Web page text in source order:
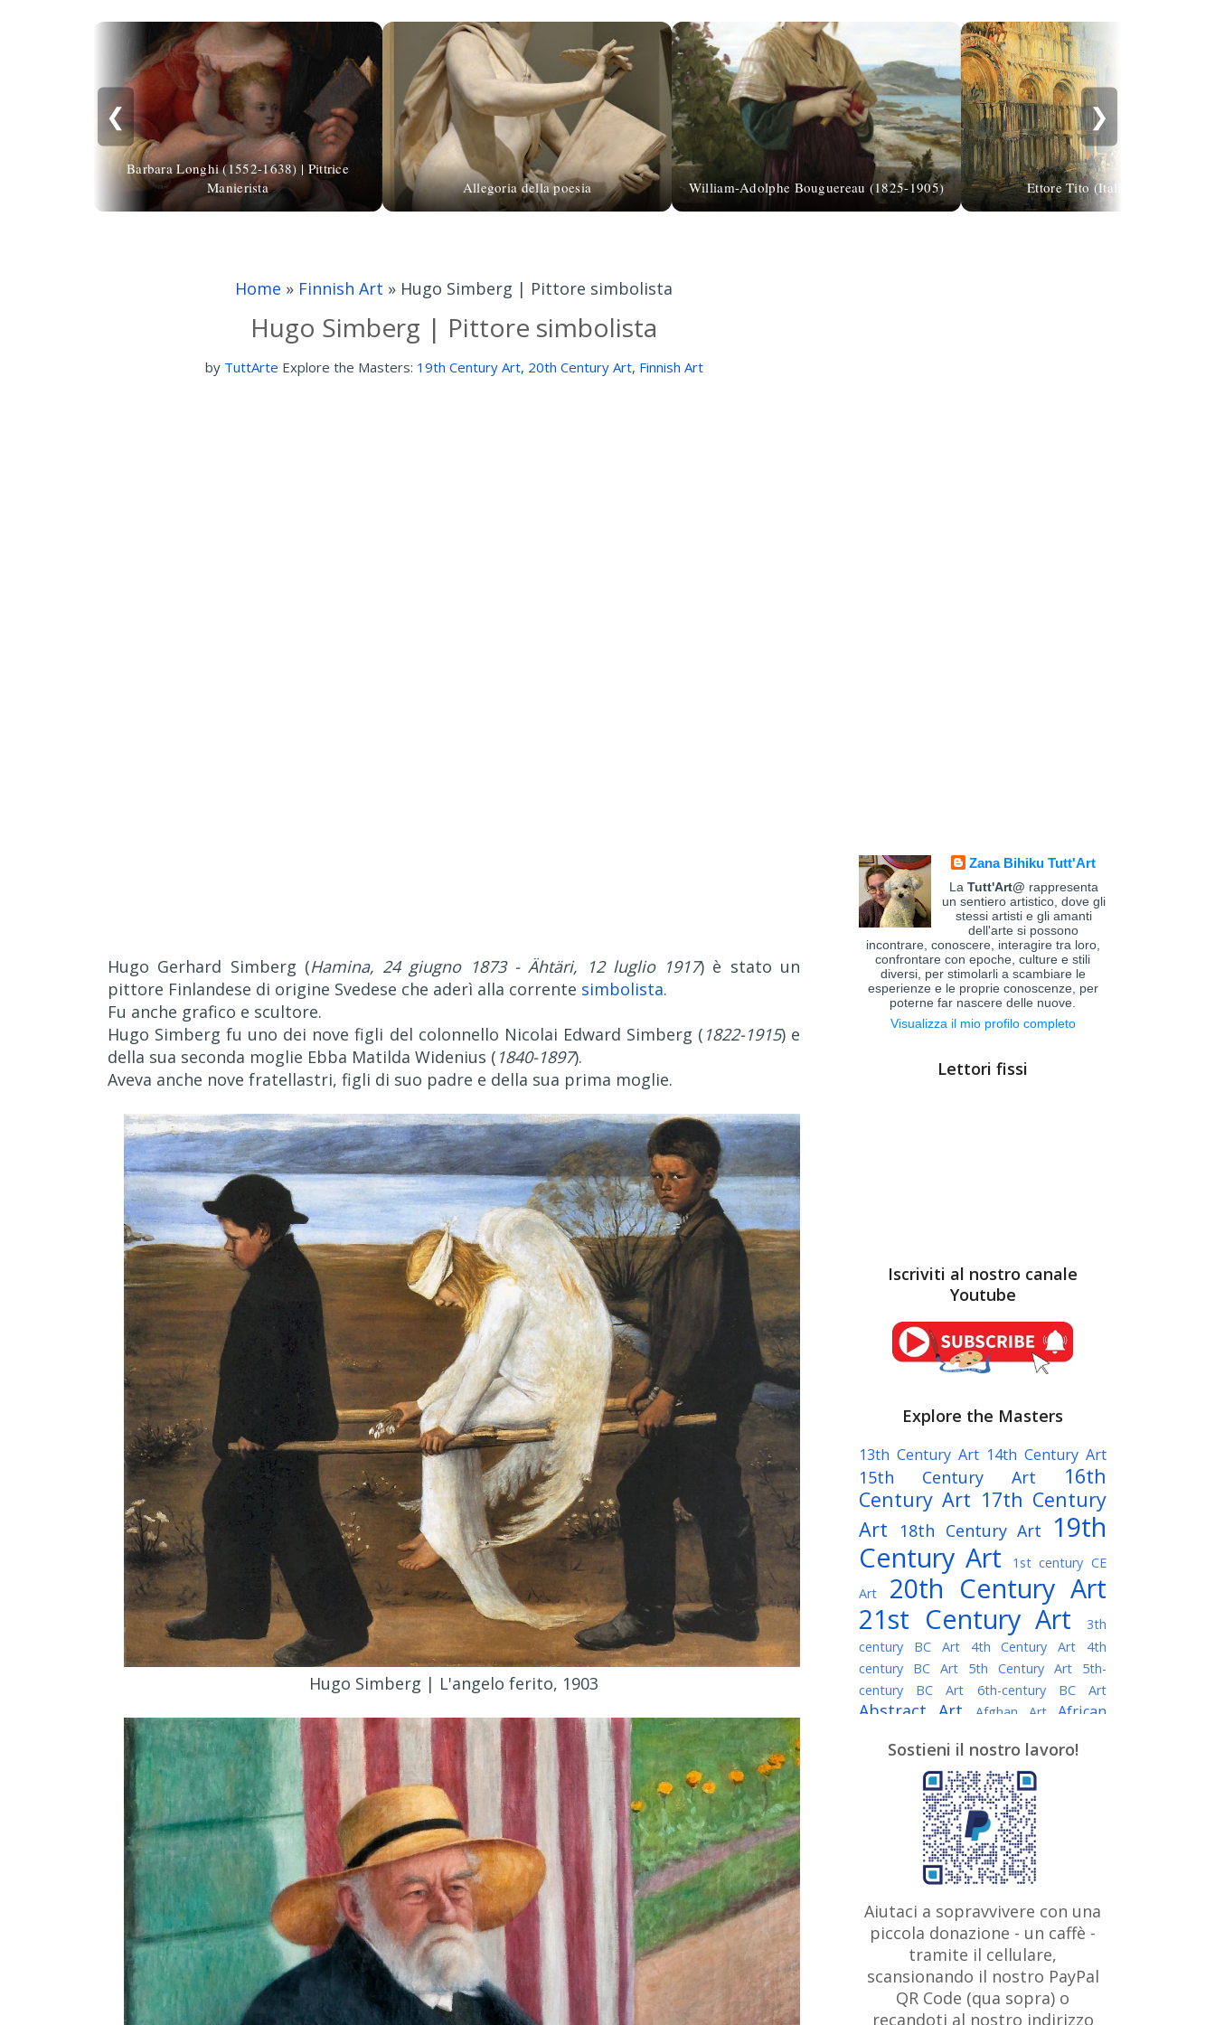
❮
Barbara Longhi (1552-1638) | Pittrice
Manierista
Allegoria della poesia William-Adolphe Bouguereau (1825-1905) Ettore Tito (Italian painter,
❯
Home » Finnish Art » Hugo Simberg | Pittore simbolista
Hugo Simberg | Pittore simbolista
by TuttArte Explore the Masters: 19th Century Art, 20th Century Art, Finnish Art
Hugo Gerhard Simberg (Hamina, 24 giugno 1873 - Ähtäri, 12 luglio 1917) è stato un
pittore Finlandese di origine Svedese che aderì alla corrente simbolista.
Fu anche grafico e scultore.
Hugo Simberg fu uno dei nove figli del colonnello Nicolai Edward Simberg ( 1822-1915) e
della sua seconda moglie Ebba Matilda Widenius ( 1840-1897).
Aveva anche nove fratellastri, figli di suo padre e della sua prima moglie.
Hugo Simberg | L'angelo ferito, 1903
Zana Bihiku Tutt'Art
La Tutt'Art@ rappresenta
un sentiero artistico, dove gli
stessi artisti e gli amanti
dell'arte si possono
incontrare, conoscere, interagire tra loro,
confrontare con epoche, culture e stili
diversi, per stimolarli a scambiare le
esperienze e le proprie conoscenze, per
poterne far nascere delle nuove.
Visualizza il mio profilo completo
Lettori fissi
Iscriviti al nostro canale
Youtube
Explore the Masters
13th Century Art 14th Century Art
15th Century Art
16th
Century Art 17th Century
Art
18th Century Art
19th
Century Art
1st century CE
Art
20th Century Art
21st Century Art
3th
century BC Art
4th Century Art
4th
century BC Art
5th Century Art
5th-
century BC Art
6th-century BC Art
Abstract Art Afghan Art
African
Algerian painter American Art
Argentine Art Armenian painter
Art history Art Institute of Chicago
Art Quotes - Literature
Australian Art Austrian Art
Austro-Hungarian Art Awarded
Artist
Baroque Art
Belarusian
Art Belgian Art Bohemian Art Bolivian
Bosnian Art Brazilian Art British
Art British Museum Brooklyn Museum
Bulgarian Art Burmese Art Canadian
Art
Caravaggio
Chilean Art
Sostieni il nostro lavoro!
Aiutaci a sopravvivere con una
piccola donazione - un caffè -
tramite il cellulare,
scansionando il nostro PayPal
QR Code (qua sopra) o
recandoti al nostro indirizzo